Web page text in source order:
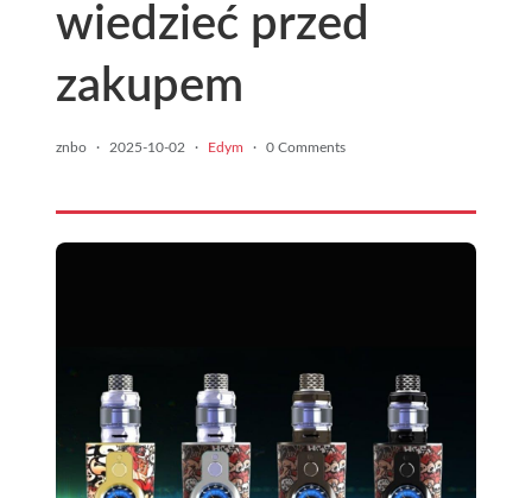
wiedzieć przed
zakupem
znbo · 2025-10-02 · Edym · 0 Comments